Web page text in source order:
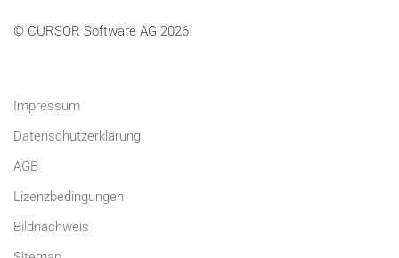
© CURSOR Software AG 2026
Impressum
Datenschutzerklärung
AGB
Lizenzbedingungen
Bildnachweis